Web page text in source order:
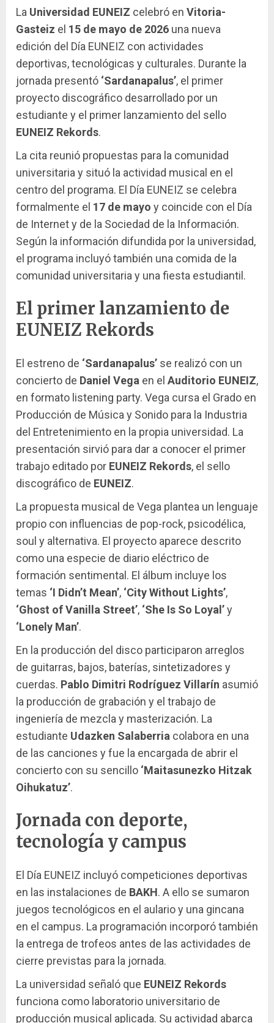
La Universidad EUNEIZ celebró en Vitoria-
Gasteiz el 15 de mayo de 2026 una nueva
edición del Día EUNEIZ con actividades
deportivas, tecnológicas y culturales. Durante la
jornada presentó ‘Sardanapalus’, el primer
proyecto discográfico desarrollado por un
estudiante y el primer lanzamiento del sello
EUNEIZ Rekords.
La cita reunió propuestas para la comunidad
universitaria y situó la actividad musical en el
centro del programa. El Día EUNEIZ se celebra
formalmente el 17 de mayo y coincide con el Día
de Internet y de la Sociedad de la Información.
Según la información difundida por la universidad,
el programa incluyó también una comida de la
comunidad universitaria y una fiesta estudiantil.
El primer lanzamiento de
EUNEIZ Rekords
El estreno de ‘Sardanapalus’ se realizó con un
concierto de Daniel Vega en el Auditorio EUNEIZ,
en formato listening party. Vega cursa el Grado en
Producción de Música y Sonido para la Industria
del Entretenimiento en la propia universidad. La
presentación sirvió para dar a conocer el primer
trabajo editado por EUNEIZ Rekords, el sello
discográfico de EUNEIZ.
La propuesta musical de Vega plantea un lenguaje
propio con influencias de pop-rock, psicodélica,
soul y alternativa. El proyecto aparece descrito
como una especie de diario eléctrico de
formación sentimental. El álbum incluye los
temas ‘I Didn’t Mean’, ‘City Without Lights’,
‘Ghost of Vanilla Street’, ‘She Is So Loyal’y
‘Lonely Man’.
En la producción del disco participaron arreglos
de guitarras, bajos, baterías, sintetizadores y
cuerdas. Pablo Dimitri Rodríguez Villarín asumió
la producción de grabación y el trabajo de
ingeniería de mezcla y masterización. La
estudiante Udazken Salaberria colabora en una
de las canciones y fue la encargada de abrir el
concierto con su sencillo ‘Maitasunezko Hitzak
Oihukatuz’.
Jornada con deporte,
tecnología y campus
El Día EUNEIZ incluyó competiciones deportivas
en las instalaciones de BAKH. A ello se sumaron
juegos tecnológicos en el aulario y una gincana
en el campus. La programación incorporó también
la entrega de trofeos antes de las actividades de
cierre previstas para la jornada.
La universidad señaló que EUNEIZ Rekords
funciona como laboratorio universitario de
producción musical aplicada. Su actividad abarca